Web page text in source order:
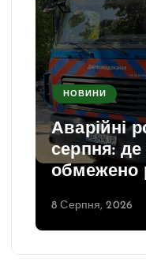
НОВИНИ
Аварійні
серпня:
обмежено
8 Серпня, 2026